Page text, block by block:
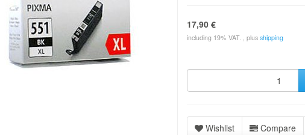
17,90 €
including 19% VAT. , plus shipping
Wishlist Compare